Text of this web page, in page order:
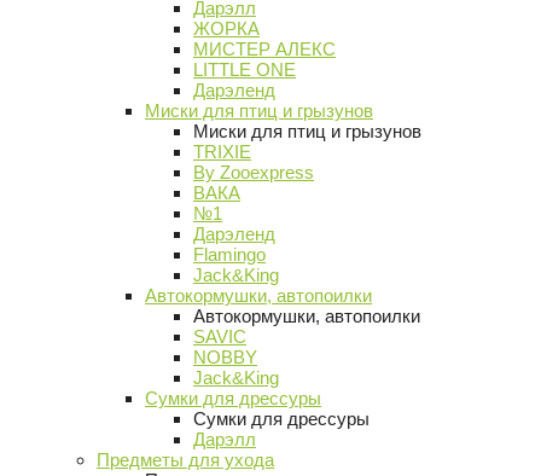
Дарэлл
ЖОРКА
МИСТЕР АЛЕКС
LITTLE ONE
Дарэленд
Миски для птиц и грызунов
Миски для птиц и грызунов
TRIXIE
By Zooexpress
ВАКА
№1
Дарэленд
Flamingo
Jack&King
Автокормушки, автопоилки
Автокормушки, автопоилки
SAVIC
NOBBY
Jack&King
Сумки для дрессуры
Сумки для дрессуры
Дарэлл
Предметы для ухода